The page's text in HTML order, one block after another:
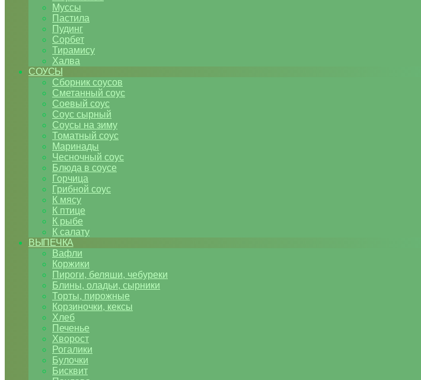
Муссы
Пастила
Пудинг
Сорбет
Тирамису
Халва
СОУСЫ
Сборник соусов
Сметанный соус
Соевый соус
Соус сырный
Соусы на зиму
Томатный соус
Маринады
Чесночный соус
Блюда в соусе
Горчица
Грибной соус
К мясу
К птице
К рыбе
К салату
ВЫПЕЧКА
Вафли
Коржики
Пироги, беляши, чебуреки
Блины, оладьи, сырники
Торты, пирожные
Корзиночки, кексы
Хлеб
Печенье
Хворост
Рогалики
Булочки
Бисквит